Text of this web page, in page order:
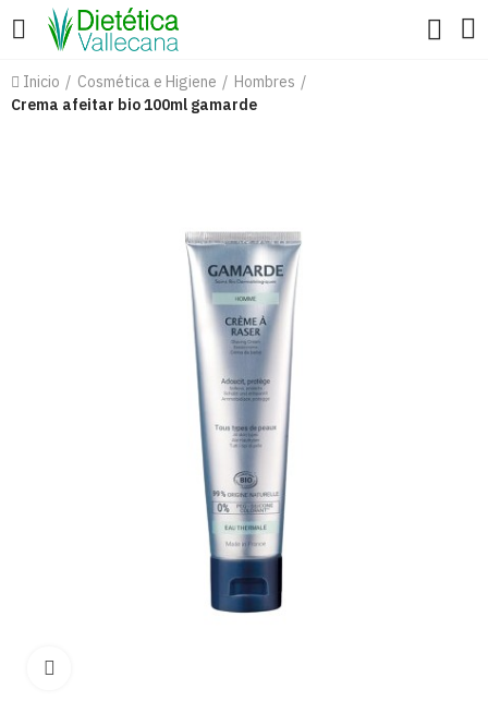
Inicio Cosmética e Higiene
Hombres
Crema afeitar bio 100ml gamarde